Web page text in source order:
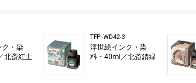
ク・染
北斎紅土
TFPI-WD42-3
浮世絵インク・染
料・40ml／北斎錆緑